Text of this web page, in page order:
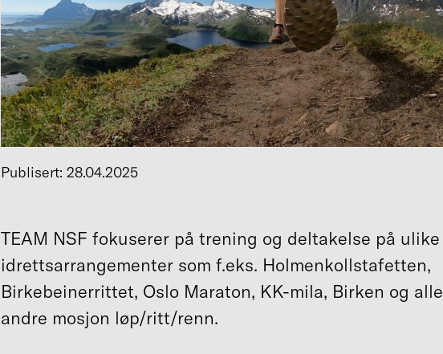
Publisert: 28.04.2025
TEAM NSF fokuserer på trening og deltakelse på ulike
idrettsarrangementer som f.eks. Holmenkollstafetten,
Birkebeinerrittet, Oslo Maraton, KK-mila, Birken og alle
andre mosjon løp/ritt/renn.